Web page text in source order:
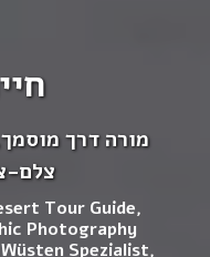
מורה דרך
צלם-
Tour Guide,
Photography
Spezialist,